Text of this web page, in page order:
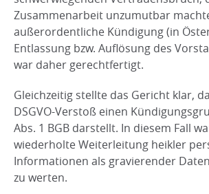
Zusammenarbeit unzumutbar
außerordentliche Kündigung (in
Entlassung bzw. Auflösung des
war daher gerechtfertigt.
Gleichzeitig stellte das Gericht klar,
DSGVO-Verstoß einen
Abs. 1 BGB darstellt. In diesem Fall
wiederholte Weiterleitung heikler
Informationen als gravierender
zu werten.